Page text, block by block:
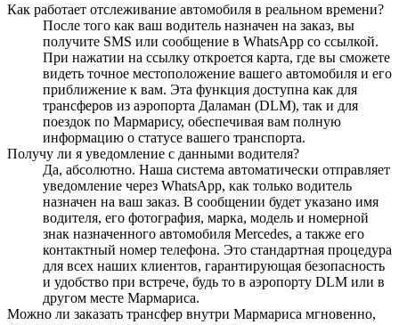
Как работает отслеживание автомобиля в реальном времени?
После того как ваш водитель назначен на заказ, вы
получите SMS или сообщение в WhatsApp со ссылкой.
При нажатии на ссылку откроется карта, где вы сможете
видеть точное местоположение вашего автомобиля и его
приближение к вам. Эта функция доступна как для
трансферов из аэропорта Даламан (DLM), так и для
поездок по Мармарису, обеспечивая вам полную
информацию о статусе вашего транспорта.
Получу ли я уведомление с данными водителя?
Да, абсолютно. Наша система автоматически отправляет
уведомление через WhatsApp, как только водитель
назначен на ваш заказ. В сообщении будет указано имя
водителя, его фотография, марка, модель и номерной
знак назначенного автомобиля Mercedes, а также его
контактный номер телефона. Это стандартная процедура
для всех наших клиентов, гарантирующая безопасность
и удобство при встрече, будь то в аэропорту DLM или в
другом месте Мармариса.
Можно ли заказать трансфер внутри Мармариса мгновенно,